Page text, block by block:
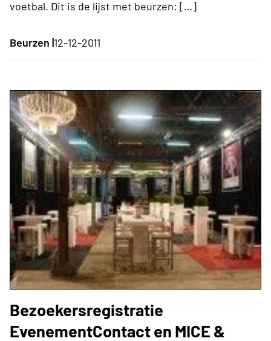
voetbal. Dit is de lijst met beurzen: […]
Beurzen |12-12-2011
Bezoekersregistratie
EvenementContact en MICE &